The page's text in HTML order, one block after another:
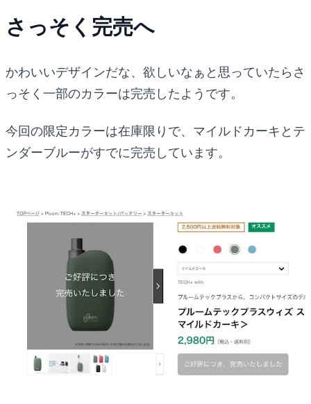
さっそく完売へ
かわいいデザインだな、欲しいなぁと思っていたらさ
っそく一部のカラーは完売したようです。
今回の限定カラーは在庫限りで、マイルドカーキとテ
ンダーブルーがすでに完売しています。